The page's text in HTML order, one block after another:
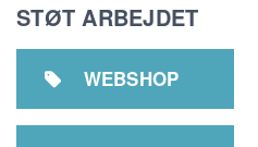
STØT ARBEJDET
 WEBSHOP